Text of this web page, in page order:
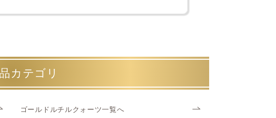
カテゴリ
ゴールドルチルクォーツ一覧へ